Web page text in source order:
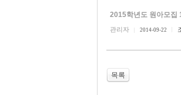
2015학년도 원아모집
관리자 2014-09-22
목록